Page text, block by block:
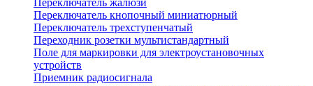
Переключатель жалюзи
Переключатель кнопочный миниатюрный
Переключатель трехступенчатый
Переходник розетки мультистандартный
Поле для маркировки для электроустановочных
устройств
Приемник радиосигнала